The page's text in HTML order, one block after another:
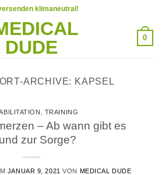
klimaneutral!
0
ARCHIVE: KAPSEL
TRAINING
– Ab wann gibt es
zur Sorge?
JANUAR 9, 2021 VON MEDICAL DUDE